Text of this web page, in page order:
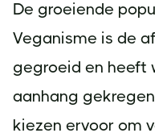
De groeiende
Veganisme is de
gegroeid en heeft
aanhang
kiezen ervoor om